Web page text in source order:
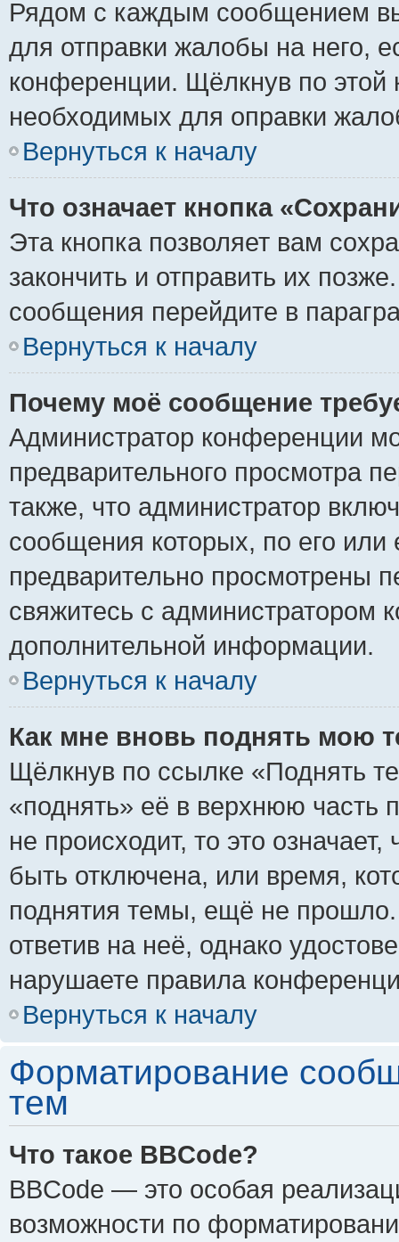
Рядом с каждым сообщением
для отправки жалобы на него,
конференции. Щёлкнув по этой
необходимых для оправки
Вернуться к началу
Что означает кнопка
Эта кнопка позволяет вам
закончить и отправить их
сообщения перейдите в
Вернуться к началу
Почему моё сообщение
Администратор конференции
предварительного просмотра
также, что администратор
сообщения которых, по его
предварительно просмотрены
свяжитесь с администратором
дополнительной информации.
Вернуться к началу
Как мне вновь поднять мою
Щёлкнув по ссылке «Поднять
«поднять» её в верхнюю часть
не происходит, то это
быть отключена, или время,
поднятия темы, ещё не
ответив на неё, однако
нарушаете правила
Вернуться к началу
Форматирование
тем
Что такое BBCode?
BBCode — это особая
возможности по